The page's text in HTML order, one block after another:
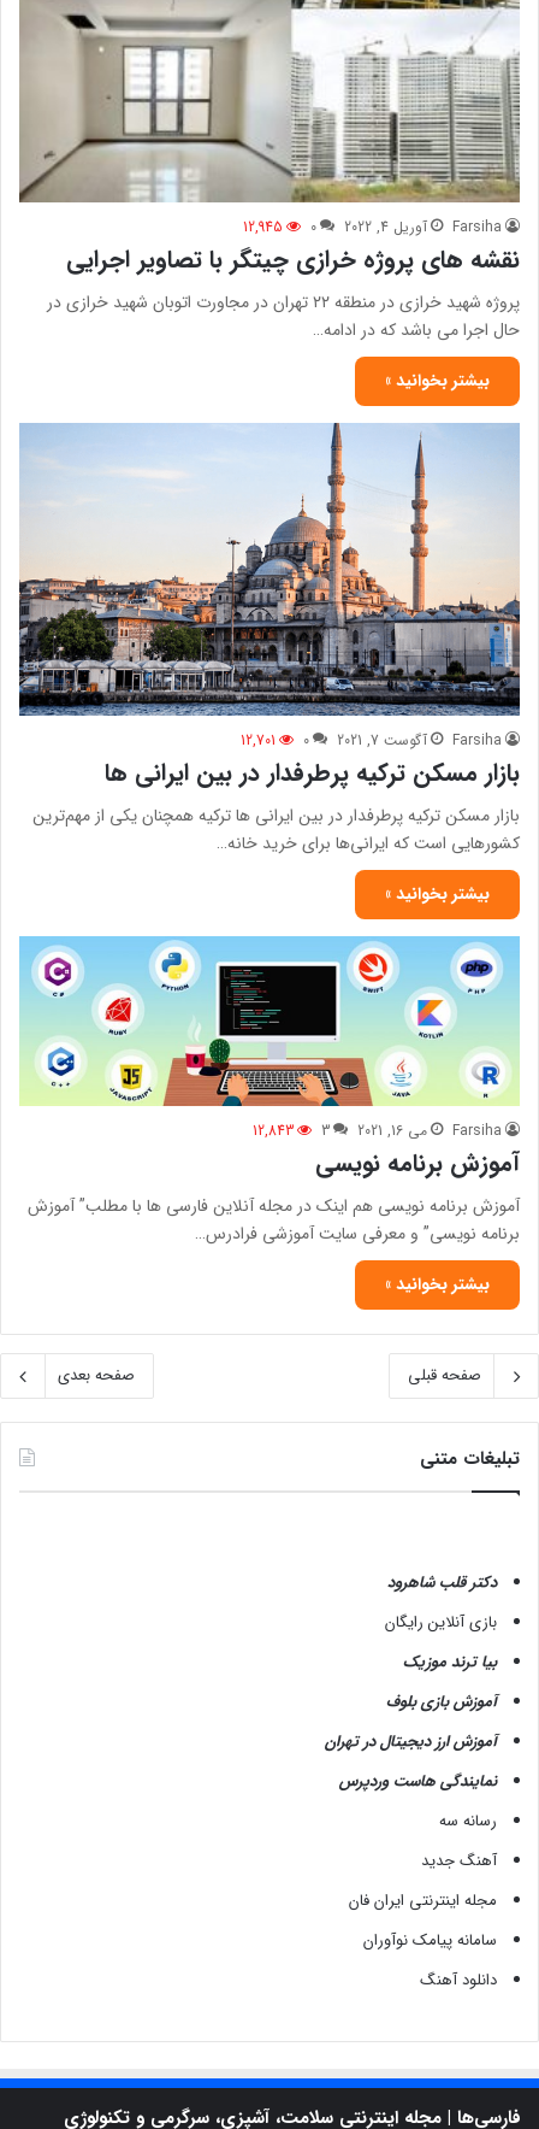
Farsiha آوریل 4, 2022 0
12,945
نقشه های پروژه خرازی چیتگر با تصاویر اجرایی
پروژه شهید خرازی در منطقه ۲۲ تهران در مجاورت اتوبان شهید خرازی در
حال اجرا می باشد که در ادامه…
بیشتر بخوانید »
Farsiha آگوست 7, 2021 0
12,701
بازار مسكن تركيه پرطرفدار در بين ايرانی ها
بازار مسكن تركيه پرطرفدار در بين ايرانی ها تركيه همچنان يكي از مهم‌ترين
كشورهايي است كه ايراني‌ها براي خريد خانه…
بیشتر بخوانید »
Farsiha می 16, 2021 3
12,843
آموزش برنامه نویسی
آموزش برنامه نویسی هم اینک در مجله آنلاین فارسی ها با مطلب” آموزش
برنامه نویسی” و معرفی سایت آموزشی فرادرس…
بیشتر بخوانید »
صفحه قبلی صفحه بعدی
تبلیغات متنی
دکتر قلب شاهرود
بازی آنلاین رایگان
بیا ترند موزیک
آموزش بازی بلوف
آموزش ارز دیجیتال در تهران
نمایندگی هاست وردپرس
رسانه سه
آهنگ جدید
مجله اینترنتی ایران فان
سامانه پیامک نوآوران
دانلود آهنگ
فارسی‌ها | مجله اینترنتی سلامت، آشپزی، سرگرمی و تکنولوژی